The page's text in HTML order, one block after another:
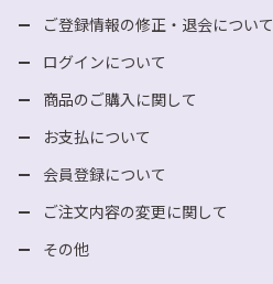
ご登録情報の修正・退会について
ログインについて
商品のご購入に関して
お支払について
会員登録について
ご注文内容の変更に関して
その他